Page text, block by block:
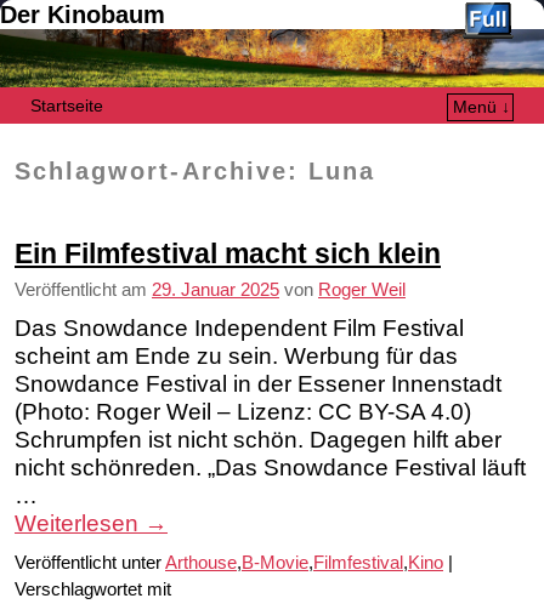
Der Kinobaum
Startseite
Menü ↓
Schlagwort-Archive: Luna
Ein Filmfestival macht sich klein
Veröffentlicht am 29. Januar 2025 von Roger Weil
Das Snowdance Independent Film Festival
scheint am Ende zu sein. Werbung für das
Snowdance Festival in der Essener Innenstadt
(Photo: Roger Weil – Lizenz: CC BY-SA 4.0)
Schrumpfen ist nicht schön. Dagegen hilft aber
nicht schönreden. „Das Snowdance Festival läuft
…
Weiterlesen →
Veröffentlicht unterArthouse,B-Movie,Filmfestival ,Kino
Verschlagwortet mit